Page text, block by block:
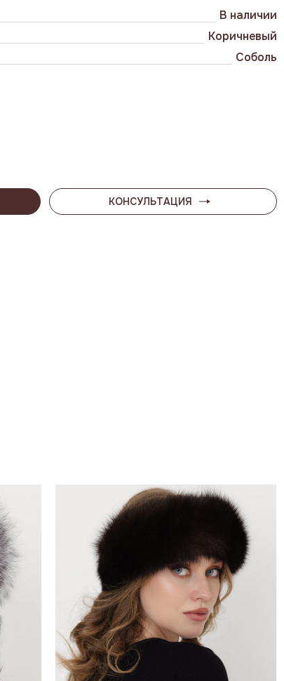
В наличии
Коричневый
Соболь
КОНСУЛЬТАЦИЯ